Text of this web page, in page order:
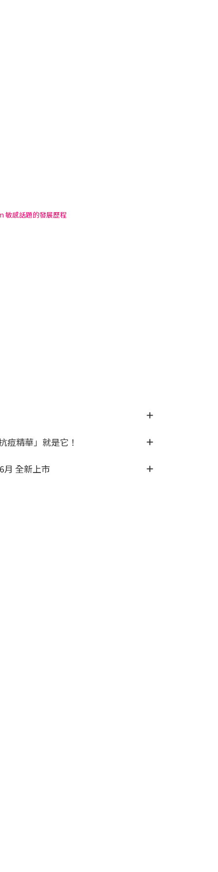
痘精華」就是它！
月 全新上市